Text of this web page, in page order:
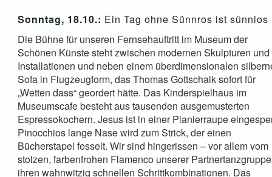
Sonntag, 18.10.: Ein Tag ohne Sünnros ist sünnlos
Die Bühne für unseren Fernsehauftritt im Museum der
Schönen Künste steht zwischen modernen Skulpturen und
Installationen und neben einem überdimensionalen
Sofa in Flugzeugform, das Thomas Gottschalk sofort für
„Wetten dass“ geordert hätte. Das Kinderspielhaus im
Museumscafe besteht aus tausenden ausgemusterten
Espressokochern. Jesus ist in einer Planierraupe
Pinocchios lange Nase wird zum Strick, der einen
Bücherstapel fesselt. Wir sind hingerissen – vor allem vom
stolzen, farbenfrohen Flamenco unserer
ihren wahnwitzig schnellen Schrittkombinationen. Das